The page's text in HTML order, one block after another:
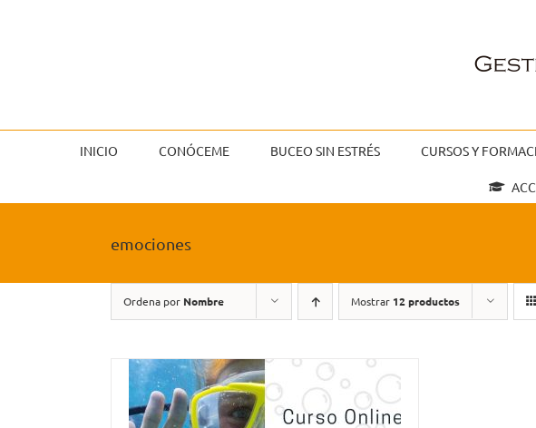
INICIO CONÓCEME BUCEO SIN ESTRÉS CURSOS Y
emociones
Ordena por Nombre Mostrar 12 productos